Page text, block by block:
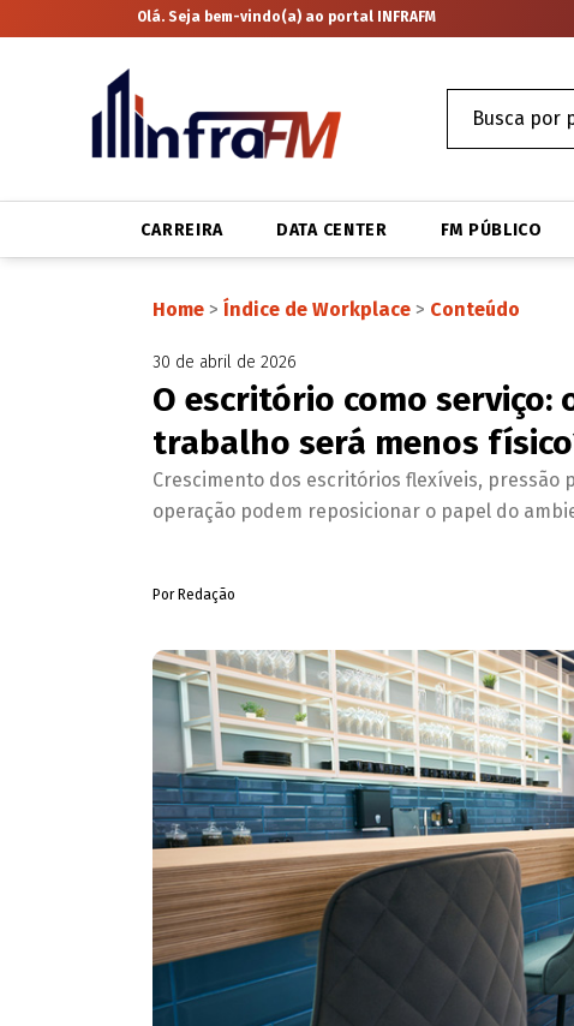
Olá. Seja bem-vindo(a) ao portal INFRAFM
CARREIRA DATA CENTER FM PÚBLICO
Home> Índice de Workplace> Conteúdo
30 de abril de 2026
O escritório como serviço:
trabalho será menos
Crescimento dos escritórios flexíveis, pressão
operação podem reposicionar o papel do
Por Redação